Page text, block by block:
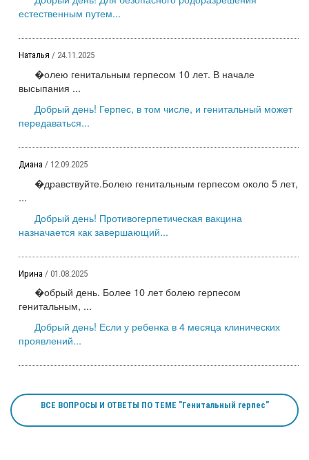
естественным путем...
Наталья / 24.11.2025
�олею генитальным герпесом 10 лет. В начале
высыпания ...
Добрый день! Герпес, в том числе, и генитальный может
передаваться...
Диана / 12.09.2025
�дравствуйте.Болею генитальным герпесом около 5 лет,
...
Добрый день! Противогерпетическая вакцина
назначается как завершающий...
Ирина / 01.08.2025
�обрый день. Более 10 лет болею герпесом
генитальным, ...
Добрый день! Если у ребенка в 4 месяца клинических
проявлений...
ВСЕ ВОПРОСЫ И ОТВЕТЫ ПО ТЕМЕ "Генитальный герпес"